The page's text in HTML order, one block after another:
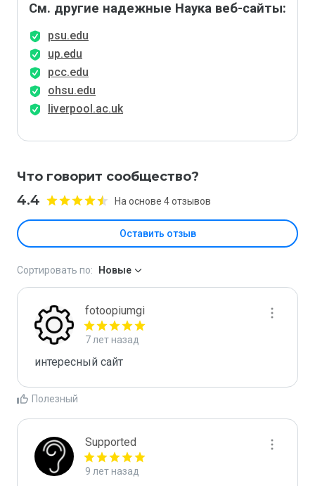
См. другие надежные Наука веб-сайты:
psu.edu
up.edu
pcc.edu
ohsu.edu
liverpool.ac.uk
Что говорит сообщество?
4.4 На основе 4 отзывов
Оставить отзыв
Сортировать по: Новые
fotoopiumgi
7 лет назад
интересный сайт
Полезный
Supported
9 лет назад